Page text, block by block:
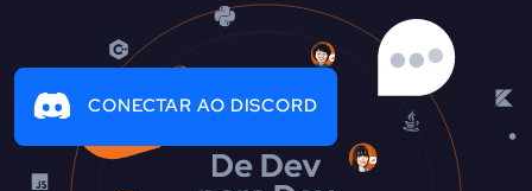
CONECTAR AO DISCORD